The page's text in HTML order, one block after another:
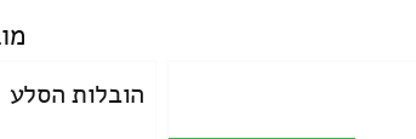
הובלות הסלע